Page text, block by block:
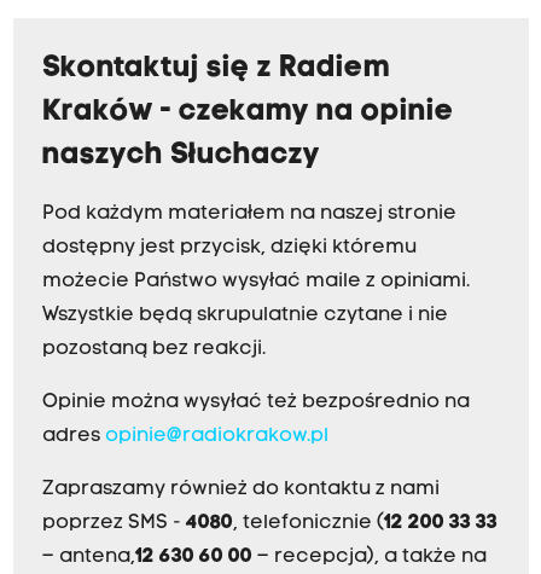
Skontaktuj się z Radiem
Kraków - czekamy na opinie
naszych Słuchaczy
Pod każdym materiałem na naszej stronie
dostępny jest przycisk, dzięki któremu
możecie Państwo wysyłać maile z opiniami.
Wszystkie będą skrupulatnie czytane i nie
pozostaną bez reakcji.
Opinie można wysyłać też bezpośrednio na
adres opinie@radiokrakow.pl
Zapraszamy również do kontaktu z nami
poprzez SMS - 4080, telefonicznie (12 200 33 33
– antena,12 630 60 00 – recepcja), a także na